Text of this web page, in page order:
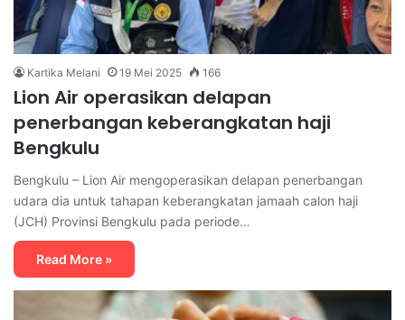
Kartika Melani 19 Mei 2025 166
Lion Air operasikan delapan
penerbangan keberangkatan haji
Bengkulu
Bengkulu – Lion Air mengoperasikan delapan penerbangan
udara dia untuk tahapan keberangkatan jamaah calon haji
(JCH) Provinsi Bengkulu pada periode…
Read More »